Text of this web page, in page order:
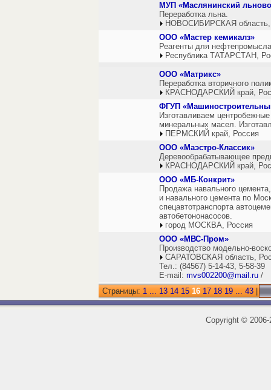
МУП «Маслянинский
Переработка льна.
НОВОСИБИРСКАЯ область,
ООО «Мастер кемикалз»
Реагенты для
Республика ТАТАРСТАН,
ООО «Матрикс»
Переработка вторичного
КРАСНОДАРСКИЙ край,
ФГУП
Изготавливаем
минеральных масел.
ПЕРМСКИЙ край, Россия
ООО «Маэстро-Классик»
Деревообрабатывающее
КРАСНОДАРСКИЙ край,
ООО «МБ-Конкрит»
Продажа навального
и навального цемента по
спецавтотранспорта
автобетононасосов.
город МОСКВА, Россия
ООО «МВС-Пром»
Производство модельно-
САРАТОВСКАЯ область,
Тел.: (84567) 5-14-43, 5-58-39
E-mail: mvs002200@mail.ru /
Страницы: 1 ... 13 14 15 16 17 18 19 ... 43
Copyright ©